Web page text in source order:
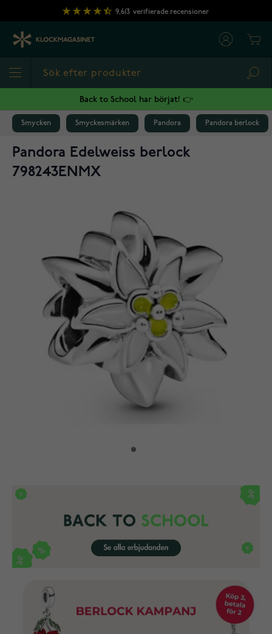
Hoppa till innehållet
9,613 verifierade recensioner
Back to School har börjat! 👉
Smycken Smyckesmärken Pandora Pandora berlock
Pandora Edelweiss berlock
798243ENMX